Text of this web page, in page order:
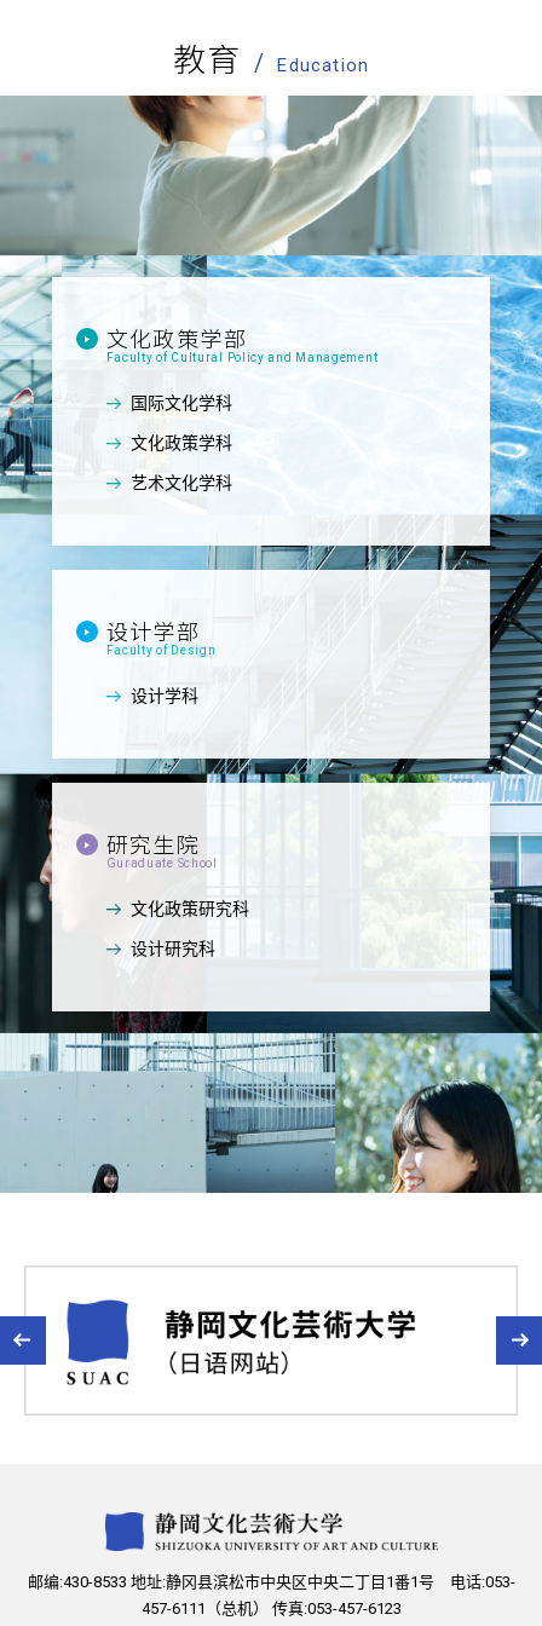
教育 Education
文化政策学部
Faculty of Cultural Policy and Management
国际文化学科
文化政策学科
艺术文化学科
设计学部
Faculty of Design
设计学科
研究生院
Guraduate School
文化政策研究科
设计研究科
邮编:430-8533 地址:静冈县滨松市中央区中央二丁目1番1号 电话:053-
457-6111（总机） 传真:053-457-6123